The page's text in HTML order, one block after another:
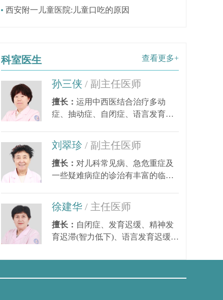
西安附一儿童医院:儿童口吃的原因
查看更多+
科室医生
孙三侠 / 副主任医师
擅长： 运用中西医结合治疗多动
症、抽动症、自闭症、语言发育迟
刘翠珍 / 副主任医师
擅长： 对儿科常见病、急危重症及
一些疑难病症的诊治有丰富的临床
徐建华 / 主任医师
擅长： 自闭症、发育迟缓、精神发
育迟滞(智力低下)、语言发育迟缓、